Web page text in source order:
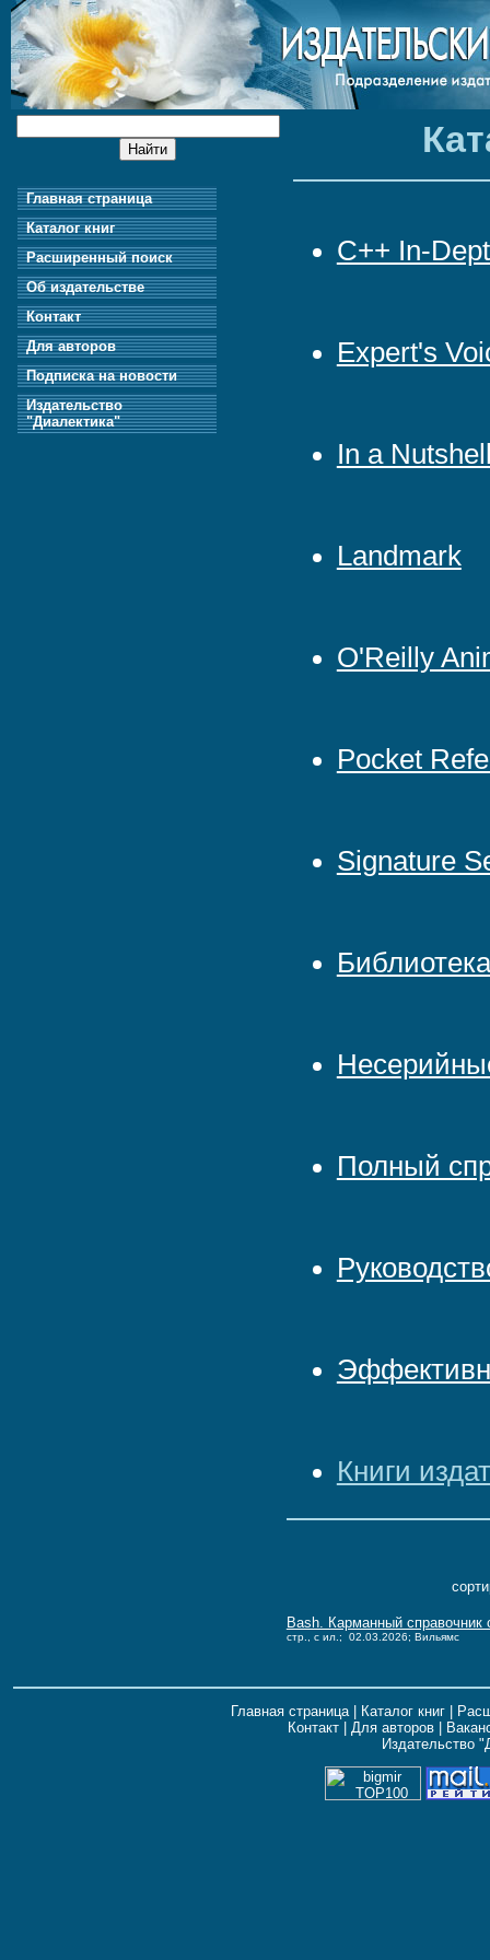
Главная страница
Каталог книг
Расширенный поиск
Об издательстве
Контакт
Для авторов
Подписка на новости
Издательство
"Диалектика"
C++ In-
Expert's
In a
Landmark
O'Reilly
Pocket
Signature
Полный
Книги
Bash. Карманный справочник
стр., с ил.; 02.03.2026; Вильямс
Главная страница| Каталог книг
Контакт| Для авторов|
Издательство